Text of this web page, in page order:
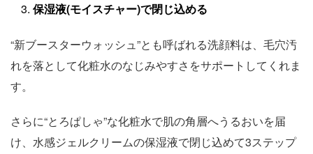
保湿液(モイスチャー)で閉じ込める
“新ブースターウォッシュ”とも呼ばれる洗顔料は、毛穴汚
れを落として化粧水のなじみやすさをサポートしてくれま
す。
さらに“とろぱしゃ”な化粧水で肌の角層へうるおいを届
け、水感ジェルクリームの保湿液で閉じ込めて3ステップ